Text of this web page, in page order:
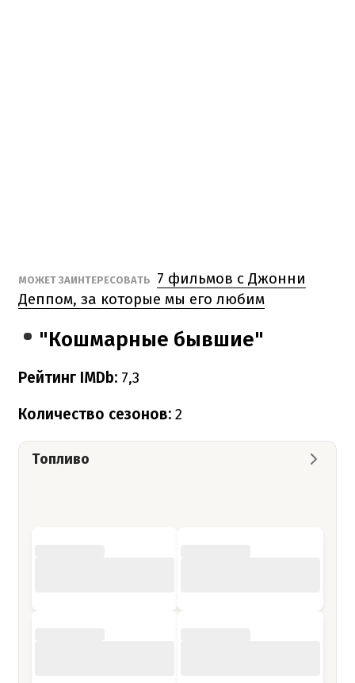
МОЖЕТ ЗАИНТЕРЕСОВАТЬ
7 фильмов с Джонни
Деппом, за которые мы его любим
"Кошмарные бывшие"
Рейтинг IMDb: 7,3
Количество сезонов: 2
Топливо